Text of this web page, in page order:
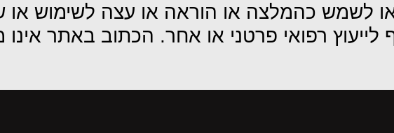
לשמש כהמלצה או הוראה או עצה לשימוש או
רפואי פרטני או אחר. הכתוב באתר אינו